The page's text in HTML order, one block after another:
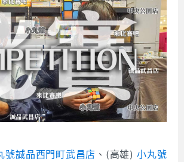
號誠品西門町武昌店 、(高雄)小丸號